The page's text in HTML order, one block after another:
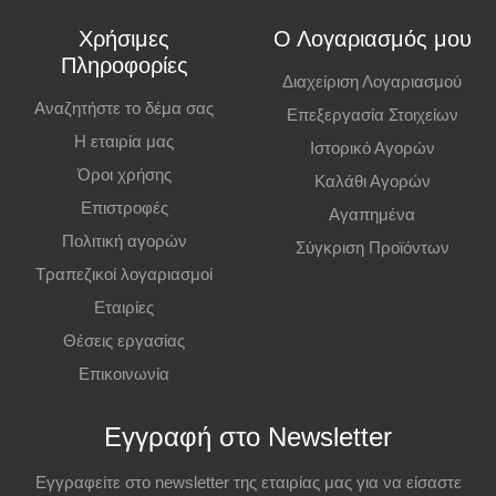
διαφορετικά η παραγγελία ακυρώνεται.
Επιπλέον Πληροφορίες
Οι τιμές ισχύουν και για αγορές από το φυσικό κατάστημα.
Χρήσιμες
Πληροφορίες
Αναζητήστε το δέμα σας
Η εταιρία μας
Όροι χρήσης
Επιστροφές
Πολιτική αγορών
Τραπεζικοί λογαριασμοί
Εταιρίες
Θέσεις εργασίας
Επικοινωνία
Ο Λογαριασμός μου
Διαχείριση Λογαριασμού
Επεξεργασία Στοιχείων
Ιστορικό Αγορών
Καλάθι Αγορών
Αγαπημένα
Σύγκριση Προϊόντων
Εγγραφή στο Newsletter
Εγγραφείτε στο newsletter της εταιρίας μας για να είσαστε